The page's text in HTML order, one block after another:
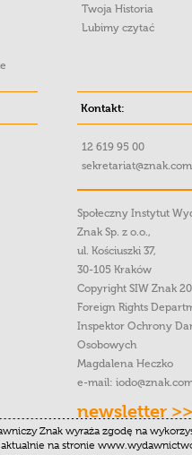
Twoja Historia
Lubimy czytać
Kontakt:
12 619 95 00
Społeczny Instytut
Znak Sp. z o.o.,
ul. Kościuszki 37,
30-105 Kraków
Copyright SIW Znak
Foreign Rights
Inspektor Ochrony
Osobowych
Magdalena Heczko
e-mail:
newsletter >>
Znak wyraża zgodę na
na stronie